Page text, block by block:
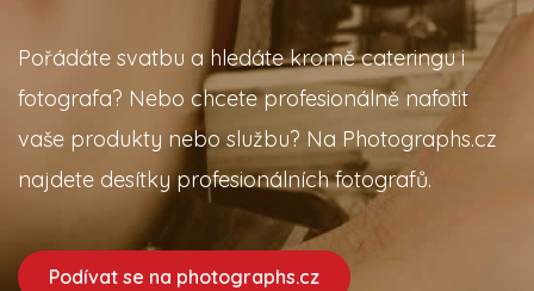
Pořádáte svatbu a hledáte kromě cateringu i
fotografa? Nebo chcete profesionálně nafotit
vaše produkty nebo službu? Na Photographs.cz
najdete desítky profesionálních fotografů.
Podívat se na photographs.cz